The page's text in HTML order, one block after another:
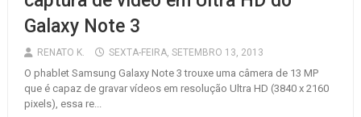
Galaxy Note 3
RENATO K. SEXTA-FEIRA, SETEMBRO 13, 2013
O phablet Samsung Galaxy Note 3 trouxe uma câmera de 13 MP
que é capaz de gravar vídeos em resolução Ultra HD (3840 x 2160
pixels), essa re...